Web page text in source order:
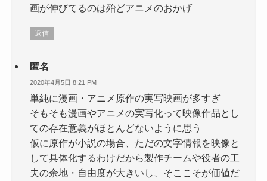
画が伸びてるのは殆どアニメのおかげ
返信
匿名
2020年4月5日 8:21 PM
単純に漫画・アニメ原作の実写映画が多すぎ
そもそも漫画やアニメの実写化って映像作品とし
ての存在意義がほとんどないように思う
仮に原作が小説の場合、ただの文字情報を映像と
して具体化するわけだから製作チームや役者の工
夫の余地・自由度が大きいし、そここそが価値だ